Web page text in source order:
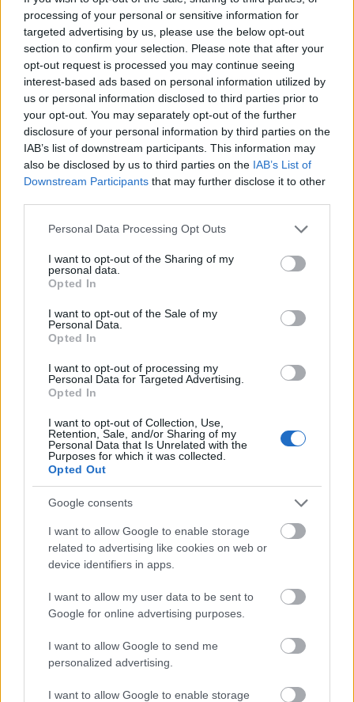
processing of your personal or sensitive information for
targeted advertising by us, please use the below opt-out
section to confirm your selection. Please note that after your
opt-out request is processed you may continue seeing
interest-based ads based on personal information utilized by
us or personal information disclosed to third parties prior to
your opt-out. You may separately opt-out of the further
disclosure of your personal information by third parties on the
IAB’s list of downstream participants. This information may
also be disclosed by us to third parties on the IAB’s List of
Downstream Participants that may further disclose it to other
Please note that this website/app uses one or more Google
not limited to your visit or usage behaviour. You may click to
grant or deny consent to Google and its third-party tags to
use your data for below specified purposes in below Google
consent section.
Personal Data Processing Opt Outs
I want to opt-out of the Sharing of my
personal data.
Opted In
I want to opt-out of the Sale of my
Personal Data.
Opted In
I want to opt-out of processing my
Personal Data for Targeted Advertising.
Opted In
I want to opt-out of Collection, Use,
Retention, Sale, and/or Sharing of my
Personal Data that Is Unrelated with the
Purposes for which it was collected.
Opted Out
Google consents
I want to allow Google to enable storage
related to advertising like cookies on web or
device identifiers in apps.
I want to allow my user data to be sent to
Google for online advertising purposes.
I want to allow Google to send me
personalized advertising.
I want to allow Google to enable storage
kérdései: a mai napon nálunk debütál a NANANA
első nagylemeze, a Ready to Bite. Pár hete kaptunk
már egy ízelítőt a No Time For Love klipjével, ma
pedig a Before I Leave két dalával együtt a teljes LP
is…
Keserédes jóslat a posztpunkos
NANANA új dala: Neon Glasses-
srecorder•2025. február 14.
Utazás valami jobb felé – vagy csak menekülés a
valóság elől.